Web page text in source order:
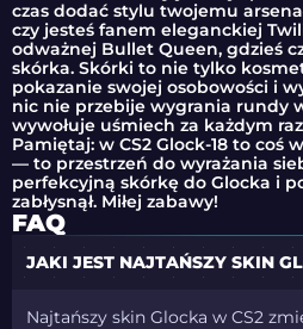
czas dodać stylu twojemu
czy jesteś fanem eleganckiej
odważnej Bullet Queen, gdzieś
skórka. Skórki to nie tylko
pokazanie swojej osobowości i
nic nie przebije wygrania rundy
wywołuje uśmiech za każdym
Pamiętaj: w CS2 Glock-18 to coś
— to przestrzeń do wyrażania
perfekcyjną skórkę do Glocka i
zabłysnął. Miłej zabawy!
FAQ
JAKI JEST NAJTAŃSZY SKIN
Najtańszy skin Glocka w CS2